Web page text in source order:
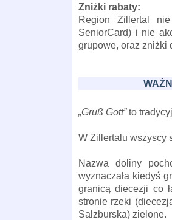
Zniżki rabaty:
Region Zillertal
SeniorCard) i nie
grupowe, oraz zniżki
„Gruß Gott”to
W Zillertalu wszyscy
Nazwa doliny
wyznaczała kiedyś
granicą diecezji co
stronie rzeki
Salzburska) zielone.